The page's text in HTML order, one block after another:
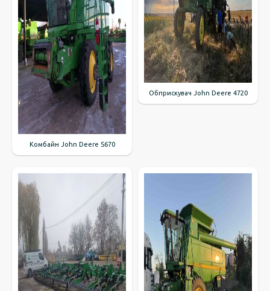
Комбайн John Deere S670
Обприскувач John Deere 4720